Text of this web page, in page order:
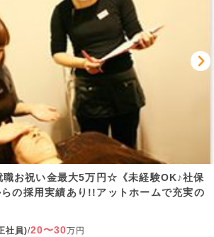
職お祝い金最大5万円☆《未経験OK♪社保
の採用実績あり!!アットホームで充実の
社員)/20〜30万円